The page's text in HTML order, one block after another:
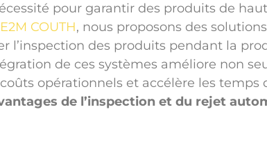
pour garantir des produits de
E2M COUTH, nous proposons des
l’inspection des produits pendant la
de ces systèmes améliore non
opérationnels et accélère les temps
de l’inspection et du rejet